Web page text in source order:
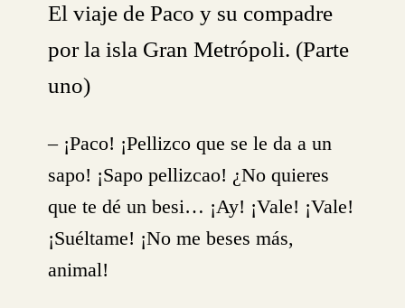
El viaje de Paco y su compadre
por la isla Gran Metrópoli. (Parte
uno)
– ¡Paco! ¡Pellizco que se le da a un
sapo! ¡Sapo pellizcao! ¿No quieres
que te dé un besi… ¡Ay! ¡Vale! ¡Vale!
¡Suéltame! ¡No me beses más,
animal!